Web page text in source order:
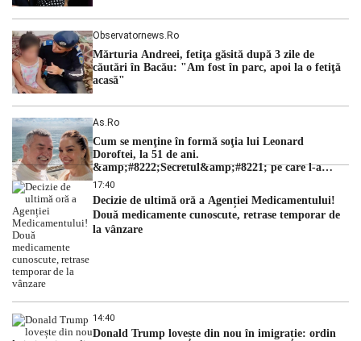
Observatornews.ro
Mărturia Andreei, fetiţa găsită după 3 zile de
căutări în Bacău: "Am fost în parc, apoi la o fetiţă
acasă"
As.ro
Cum se menţine în formă soţia lui Leonard
Doroftei, la 51 de ani.
&amp;#8222;Secretul&amp;#8221; pe care l-a
dezvăluit
17:40
Decizie de ultimă oră a Agenției Medicamentului!
Două medicamente cunoscute, retrase temporar de
la vânzare
14:40
Donald Trump lovește din nou în imigrație: ordin